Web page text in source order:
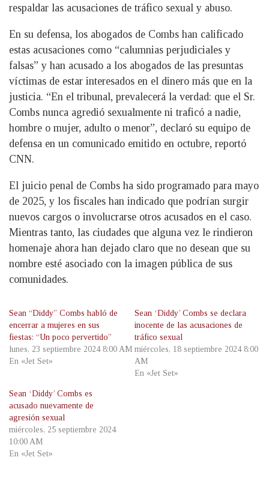
respaldar las acusaciones de tráfico sexual y abuso.
En su defensa, los abogados de Combs han calificado
estas acusaciones como “calumnias perjudiciales y
falsas” y han acusado a los abogados de las presuntas
víctimas de estar interesados en el dinero más que en la
justicia. “En el tribunal, prevalecerá la verdad: que el Sr.
Combs nunca agredió sexualmente ni traficó a nadie,
hombre o mujer, adulto o menor”, declaró su equipo de
defensa en un comunicado emitido en octubre, reportó
CNN.
El juicio penal de Combs ha sido programado para mayo
de 2025, y los fiscales han indicado que podrían surgir
nuevos cargos o involucrarse otros acusados en el caso.
Mientras tanto, las ciudades que alguna vez le rindieron
homenaje ahora han dejado claro que no desean que su
nombre esté asociado con la imagen pública de sus
comunidades.
Sean “Diddy” Combs habló de
encerrar a mujeres en sus
fiestas: “Un poco pervertido”
lunes, 23 septiembre 2024 8:00 AM
En «Jet Set»
Sean ‘Diddy’ Combs se declara
inocente de las acusaciones de
tráfico sexual
miércoles, 18 septiembre 2024 8:00
AM
En «Jet Set»
Sean ‘Diddy’ Combs es
acusado nuevamente de
agresión sexual
miércoles, 25 septiembre 2024
10:00 AM
En «Jet Set»